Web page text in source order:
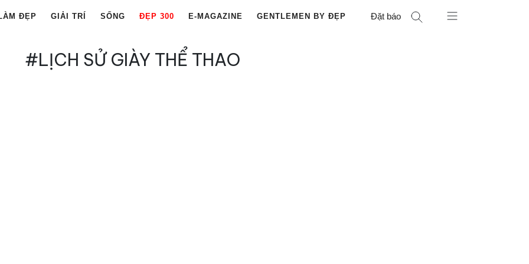
ĐẸP GIẢI TRÍ SỐNG ĐẸP 300 E-MAGAZINE GENTLEMEN BY ĐẸP Đặt báo
#LỊCH SỬ GIÀY THỂ THAO